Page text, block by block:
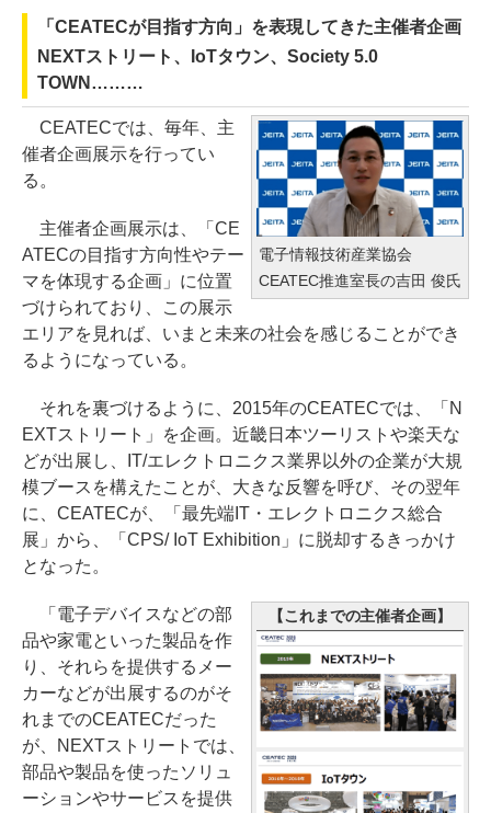
「CEATECが目指す方向」を表現してきた主催者企画
NEXTストリート、IoTタウン、Society 5.0
TOWN………
電子情報技術産業協会
CEATEC推進室長の吉田 俊氏
CEATECでは、毎年、主
催者企画展示を行ってい
る。
主催者企画展示は、「CE
ATECの目指す方向性やテー
マを体現する企画」に位置
づけられており、この展示
エリアを見れば、いまと未来の社会を感じることができ
るようになっている。
それを裏づけるように、2015年のCEATECでは、「N
EXTストリート」を企画。近畿日本ツーリストや楽天な
どが出展し、IT/エレクトロニクス業界以外の企業が大規
模ブースを構えたことが、大きな反響を呼び、その翌年
に、CEATECが、「最先端IT・エレクトロニクス総合
展」から、「CPS/ IoT Exhibition」に脱却するきっかけ
となった。
【これまでの主催者企画】
「電子デバイスなどの部
品や家電といった製品を作
り、それらを提供するメー
カーなどが出展するのがそ
れまでのCEATECだった
が、NEXTストリートでは、
部品や製品を使ったソリュ
ーションやサービスを提供